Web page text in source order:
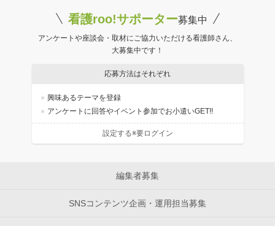
看護roo!サポーター募集中
アンケートや座談会・取材にご協力いただける看護師さん、
大募集中です！
応募方法はそれぞれ
興味あるテーマを登録
アンケートに回答やイベント参加でお小遣いGET!!
設定する※要ログイン
編集者募集
SNSコンテンツ企画・運用担当募集